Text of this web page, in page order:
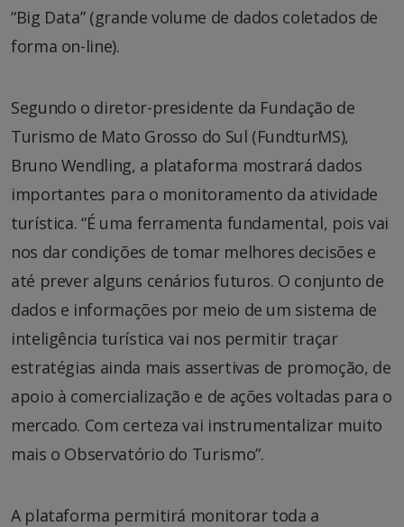
“Big Data” (grande volume de dados coletados de
forma on-line).
Segundo o diretor-presidente da Fundação de
Turismo de Mato Grosso do Sul (FundturMS),
Bruno Wendling, a plataforma mostrará dados
importantes para o monitoramento da atividade
turística. “É uma ferramenta fundamental, pois vai
nos dar condições de tomar melhores decisões e
até prever alguns cenários futuros. O conjunto de
dados e informações por meio de um sistema de
inteligência turística vai nos permitir traçar
estratégias ainda mais assertivas de promoção, de
apoio à comercialização e de ações voltadas para o
mercado. Com certeza vai instrumentalizar muito
mais o Observatório do Turismo”.
A plataforma permitirá monitorar toda a